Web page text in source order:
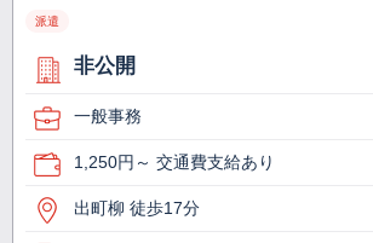
派遣
非公開
一般事務
1,250円～ 交通費支給あり
出町柳 徒歩17分